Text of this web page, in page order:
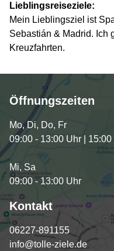
Lieblingsreiseziele:
Mein Lieblingsziel ist
Sebastián & Madrid. Ich
Kreuzfahrten.
Öffnungszeiten
Mo, Di, Do, Fr
09:00 - 13:00 Uhr |
Mi, Sa
09:00 - 13:00 Uhr
Kontakt
06227-891155
info@tolle-ziele.de